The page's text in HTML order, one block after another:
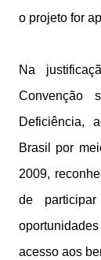
o projeto for
Na
Convenção
Deficiência,
Brasil por
2009,
de
acesso aos